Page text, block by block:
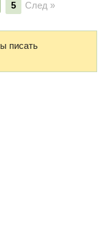
5 След »
писать